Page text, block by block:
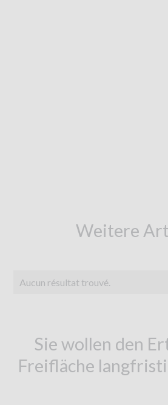
Weitere
Aucun résultat trouvé.
Sie wollen den
Freifläche